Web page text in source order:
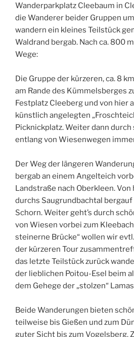
Wanderparkplatz Cleebaum in
die Wanderer beider Gruppen
wandern ein kleines Teilstück
Waldrand bergab. Nach ca. 800
Wege:
Die Gruppe der kürzeren, ca. 8
am Rande des Kümmelsberges
Festplatz Cleeberg und von hier
künstlich angelegten
Picknickplatz. Weiter dann
entlang von Wiesenwegen
Der Weg der längeren
bergab an einem Angelteich
Landstraße nach Oberkleen.
durchs Saugrundbachtal
Schorn. Weiter geht’s durch
von Wiesen vorbei zum
steinerne Brücke“ wollen wir
der kürzeren Tour
das letzte Teilstück zurück
der lieblichen Poitou-Esel beim
dem Gehege der „stolzen“
Beide Wanderungen bieten
teilweise bis Gießen und zum
guter Sicht bis zum Vogelsberg.